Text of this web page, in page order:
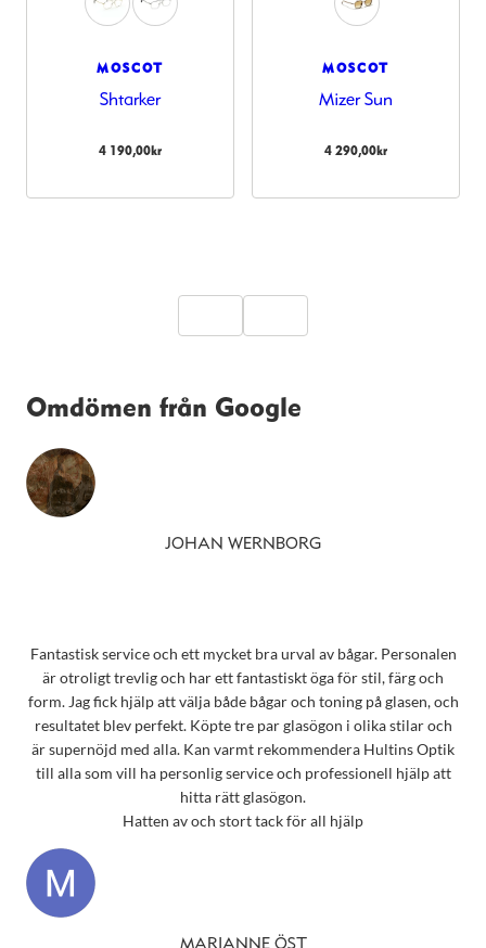
MOSCOT
Shtarker
4 190,00kr
MOSCOT
Mizer Sun
4 290,00kr
Omdömen från Google
JOHAN WERNBORG
Fantastisk service och ett mycket bra urval av bågar. Personalen
är otroligt trevlig och har ett fantastiskt öga för stil, färg och
form. Jag fick hjälp att välja både bågar och toning på glasen, och
resultatet blev perfekt. Köpte tre par glasögon i olika stilar och
är supernöjd med alla. Kan varmt rekommendera Hultins Optik
till alla som vill ha personlig service och professionell hjälp att
hitta rätt glasögon.
Hatten av och stort tack för all hjälp
MARIANNE ÖST